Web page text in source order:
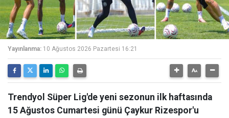
Yayınlanma: 10 Ağustos 2026 Pazartesi 16:21
Trendyol Süper Lig'de yeni sezonun ilk haftasında
15 Ağustos Cumartesi günü Çaykur Rizespor'u